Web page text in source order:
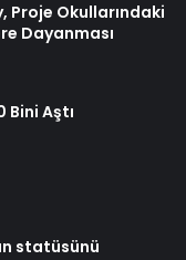
Proje Okullarındaki
Dayanması
Bini Aştı
statüsünü